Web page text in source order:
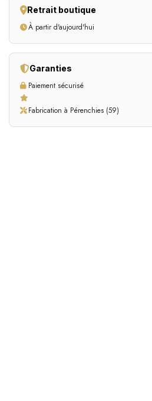
Retrait boutique
À partir d'aujourd'hui
Garanties
Paiement sécurisé
Fabrication à Pérenchies (59)